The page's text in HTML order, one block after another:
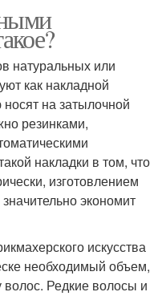
натуральных или
как накладной
на затылочной
резинками,
накладки в том, что
изготовлением
экономит
искусства
необходимый объем,
Редкие волосы и